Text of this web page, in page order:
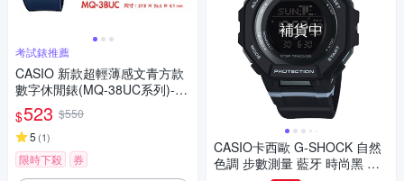
考試錶推薦
CASIO 新款超輕薄感文青方款
數字休閒錶(MQ-38UC系列)-共
4色 / 考試錶
$523 $550
5 (1)
限時下殺 券
補貨中
CASIO卡西歐 G-SHOCK 自然
色調 步數測量 藍牙 時尚黑 運